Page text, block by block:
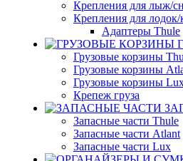
Крепления для лыж/
Крепления для лодок/
Адаптеры Thule
Грузовые корзины
Грузовые корзины
Грузовые корзины
Крепеж груза
Запасные части Thule
Запасные части Atlant
Запасные части Lux